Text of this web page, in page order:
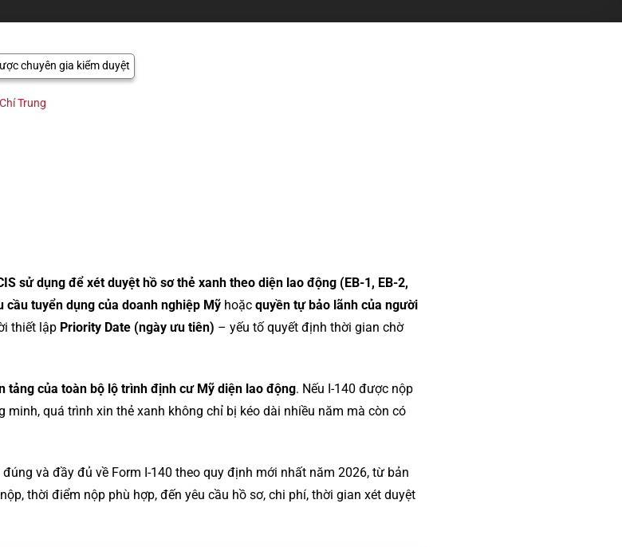
chuyên gia kiểm duyệt
Trung
sử dụng để xét duyệt hồ sơ thẻ xanh theo diện lao động (EB-1, EB-2,
cầu tuyển dụng của doanh nghiệp Mỹ hoặc quyền tự bảo lãnh của người
thiết lập Priority Date (ngày ưu tiên) – yếu tố quyết định thời gian chờ
tảng của toàn bộ lộ trình định cư Mỹ diện lao động. Nếu I-140 được nộp
quá trình xin thẻ xanh không chỉ bị kéo dài nhiều năm mà còn có
đúng và đầy đủ về Form I-140 theo quy định mới nhất năm 2026, từ bản
thời điểm nộp phù hợp, đến yêu cầu hồ sơ, chi phí, thời gian xét duyệt